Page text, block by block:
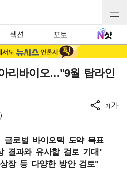
섹션 포토
리바이오…"9월 탑라인
가가
글로벌 바이오텍 도약 목표
결과와 유사할 걸로 기대"
장 등 다양한 방안 검토"